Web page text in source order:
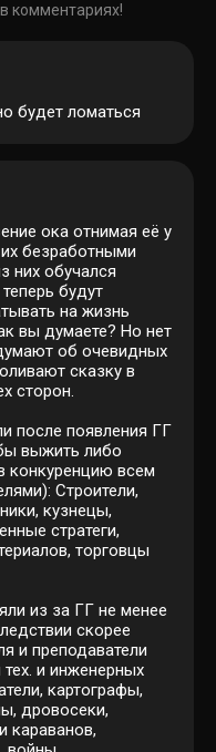
комментариях!
будет ломаться
ока отнимая её у
безработными
них обучался
будут
на жизнь
вы думаете? Но нет
об очевидных
сказку в
сторон.
после появления ГГ
выжить либо
конкуренцию всем
Строители,
кузнецы,
стратеги,
торговцы
из за ГГ не менее
скорее
и преподаватели
и инженерных
картографы,
дровосеки,
караванов,